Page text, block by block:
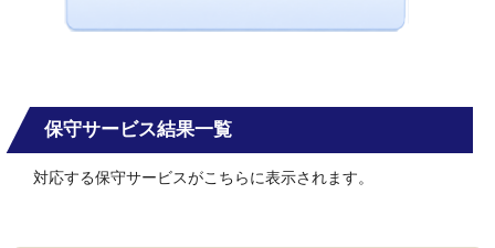
保守サービス結果一覧
対応する保守サービスがこちらに表示されます。